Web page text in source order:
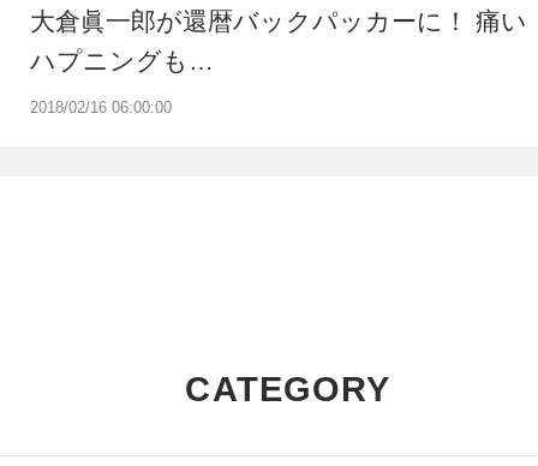
2018/02/16 06:00:00
大倉眞一郎が還暦バックパッカーに！ 痛い
ハプニングも…
CATEGORY